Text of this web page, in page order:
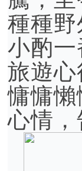
種種
小酌
旅遊
慵慵
心情